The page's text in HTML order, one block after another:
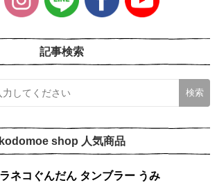
記事検索
kodomoe shop 人気商品
ノラネコぐんだん タンブラー うみ